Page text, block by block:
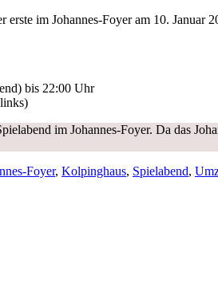
im Johannes-Foyer am 10. Januar
bis 22:00 Uhr
im Johannes-Foyer. Da das
Foyer, Kolpinghaus, Spielabend,